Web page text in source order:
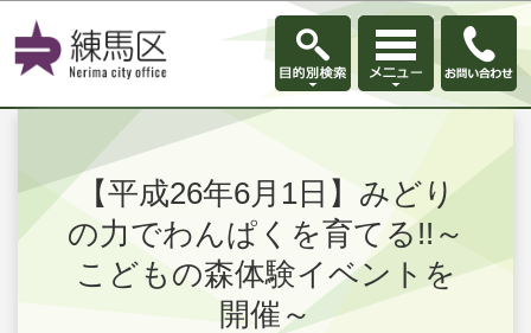
このページの本文へ移動
【平成26年6月1日】みどり
の力でわんぱくを育てる!!～
こどもの森体験イベントを
開催～